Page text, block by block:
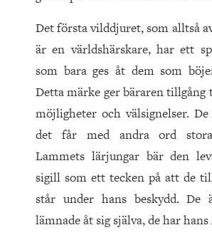
Det första vilddjuret, som alltså
är en världshärskare, har ett
som bara ges åt dem som
Detta märke ger bäraren
möjligheter och välsignelser.
det får med andra ord stora
Lammets lärjungar bär den
sigill som ett tecken på att de
står under hans beskydd. De
lämnade åt sig själva, de har hans